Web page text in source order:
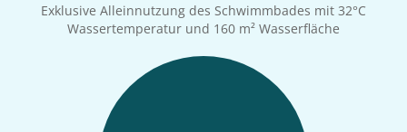
Exklusive Alleinnutzung des Schwimmbades mit 32°C
Wassertemperatur und 160 m² Wasserfläche